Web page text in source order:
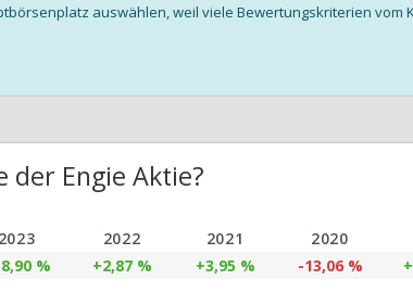
auswählen, weil viele Bewertungskriterien vom
der Engie Aktie?
2023 2022 2021 2020
% +2,87 % +3,95 % -13,06 %